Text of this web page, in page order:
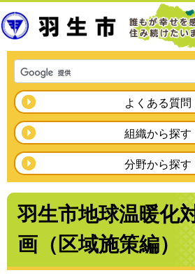
よくある質問
組織から探す
分野から探す
羽生市地球温暖化
画（区域施策編）